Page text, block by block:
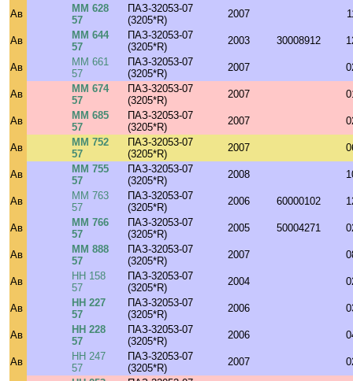
Ав
ММ 628
57
ПАЗ-32053-07
(3205*R)
2007
Ав
ММ 644
57
ПАЗ-32053-07
(3205*R)
2003 30008912
Ав
ММ 661
57
ПАЗ-32053-07
(3205*R)
2007
Ав
ММ 674
57
ПАЗ-32053-07
(3205*R)
2007
Ав
ММ 685
57
ПАЗ-32053-07
(3205*R)
2007
Ав
ММ 752
57
ПАЗ-32053-07
(3205*R)
2007
Ав
ММ 755
57
ПАЗ-32053-07
(3205*R)
2008
Ав
ММ 763
57
ПАЗ-32053-07
(3205*R)
2006 60000102
Ав
ММ 766
57
ПАЗ-32053-07
(3205*R)
2005 50004271
Ав
ММ 888
57
ПАЗ-32053-07
(3205*R)
2007
Ав
НН 158
57
ПАЗ-32053-07
(3205*R)
2004
Ав
НН 227
57
ПАЗ-32053-07
(3205*R)
2006
Ав
НН 228
57
ПАЗ-32053-07
(3205*R)
2006
Ав
НН 247
57
ПАЗ-32053-07
(3205*R)
2007